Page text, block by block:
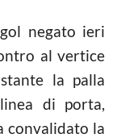
negato ieri
al vertice
la palla
di porta,
convalidato la